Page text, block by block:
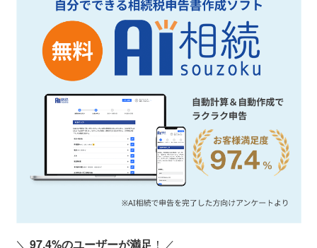
＼97.4%のユーザーが満足 ！／